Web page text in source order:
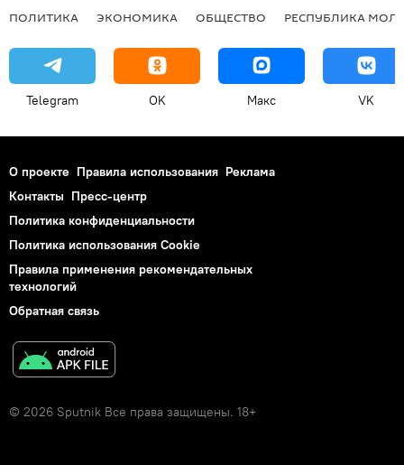
ПОЛИТИКА ЭКОНОМИКА ОБЩЕСТВО РЕСПУБЛИКА
Telegram OK Макс VK
О проекте Правила использования Реклама
Контакты Пресс-центр
Политика конфиденциальности
Политика использования Cookie
Правила применения рекомендательных
технологий
Обратная связь
© 2026 Sputnik Все права защищены. 18+